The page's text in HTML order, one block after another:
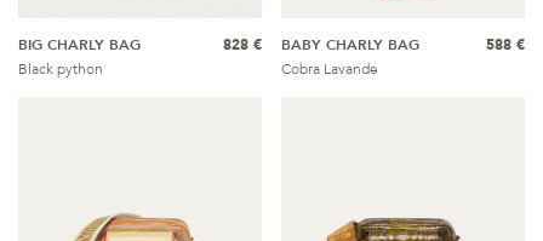
BIG CHARLY BAG
Black python
828 €
BABY CHARLY BAG
Cobra Lavande
588 €